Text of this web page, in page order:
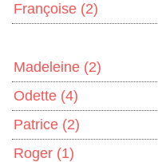
Françoise (2)
Madeleine (2)
Odette (4)
Patrice (2)
Roger (1)